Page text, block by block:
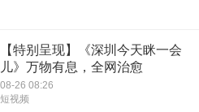
【特别呈现】《深圳今天眯一会
儿》万物有息，全网治愈
08-26 08:26
短视频